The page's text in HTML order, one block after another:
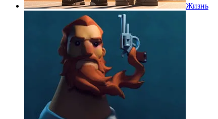
Жизнь